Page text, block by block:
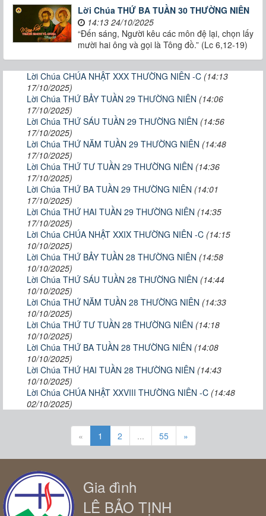
Lời Chúa THỨ BA TUẦN 30 THƯỜNG NIÊN
14:13 24/10/2025
“Đến sáng, Người kêu các môn đệ lại, chọn lấy
mười hai ông và gọi là Tông đồ.” (Lc 6,12-19)
Lời Chúa CHÚA NHẬT XXX THƯỜNG NIÊN -C (14:13
17/10/2025)
Lời Chúa THỨ BẢY TUẦN 29 THƯỜNG NIÊN (14:06
17/10/2025)
Lời Chúa THỨ SÁU TUẦN 29 THƯỜNG NIÊN (14:56
17/10/2025)
Lời Chúa THỨ NĂM TUẦN 29 THƯỜNG NIÊN (14:48
17/10/2025)
Lời Chúa THỨ TƯ TUẦN 29 THƯỜNG NIÊN (14:36
17/10/2025)
Lời Chúa THỨ BA TUẦN 29 THƯỜNG NIÊN (14:01
17/10/2025)
Lời Chúa THỨ HAI TUẦN 29 THƯỜNG NIÊN (14:35
17/10/2025)
Lời Chúa CHÚA NHẬT XXIX THƯỜNG NIÊN -C (14:15
10/10/2025)
Lời Chúa THỨ BẢY TUẦN 28 THƯỜNG NIÊN (14:58
10/10/2025)
Lời Chúa THỨ SÁU TUẦN 28 THƯỜNG NIÊN (14:44
10/10/2025)
Lời Chúa THỨ NĂM TUẦN 28 THƯỜNG NIÊN (14:33
10/10/2025)
Lời Chúa THỨ TƯ TUẦN 28 THƯỜNG NIÊN (14:18
10/10/2025)
Lời Chúa THỨ BA TUẦN 28 THƯỜNG NIÊN (14:08
10/10/2025)
Lời Chúa THỨ HAI TUẦN 28 THƯỜNG NIÊN (14:43
10/10/2025)
Lời Chúa CHÚA NHẬT XXVIII THƯỜNG NIÊN -C (14:48
02/10/2025)
« 1 2 ... 55 »
Gia đình
LÊ BẢO TỊNH